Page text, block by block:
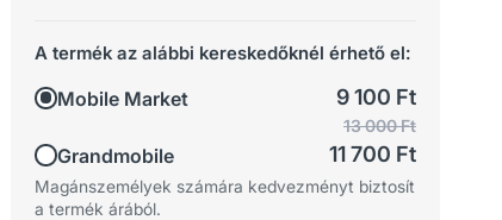
A termék az alábbi kereskedőknél érhető el:
Mobile Market 9 100 Ft
Grandmobile
13 000 Ft
11 700 Ft
Magánszemélyek számára kedvezményt biztosít
a termék árából.